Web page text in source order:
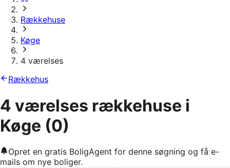
Rækkehuse
Køge
4 værelses
Rækkehus
4 værelses rækkehuse i
Køge (0)
Opret en gratis BoligAgent for denne søgning og få e-
mails om nye boliger.